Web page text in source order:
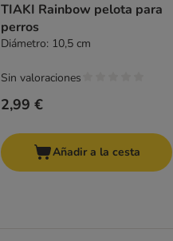
TIAKI Rainbow pelota para
perros
Diámetro: 10,5 cm
2,99 €
Sin valoraciones
Añadir a la cesta